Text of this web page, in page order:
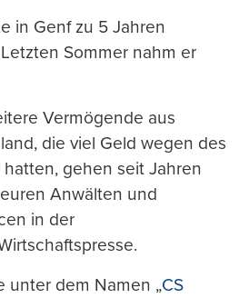
in Genf zu 5 Jahren
Sommer nahm er
Vermögende aus
die viel Geld wegen des
hatten, gehen seit Jahren
Anwälten und
in der
unter dem Namen „CS